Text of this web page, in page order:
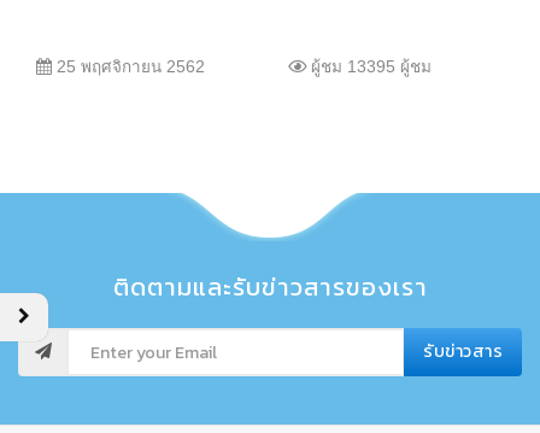
25 พฤศจิกายน 2562 ผู้ชม 13395 ผู้ชม
ติดตามและรับข่าวสารของเรา
รับข่าวสาร